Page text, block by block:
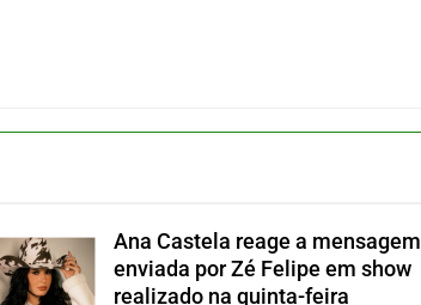
Ana Castela reage a mensagem
enviada por Zé Felipe em show
realizado na quinta-feira